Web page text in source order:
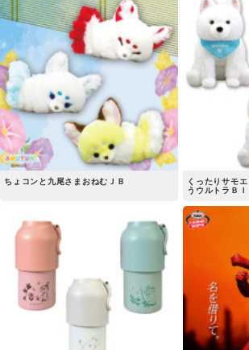
ちょコンと九尾さまおねむＪＢ
くったりサモ
うウルトラＢＩ